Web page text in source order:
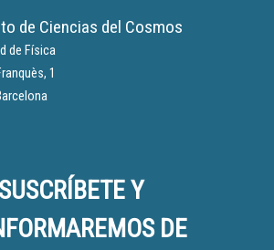
de Ciencias del Cosmos
de Física
1
SUSCRÍBETE Y
DE